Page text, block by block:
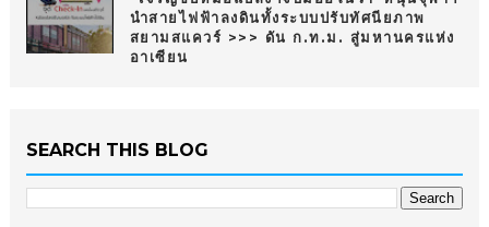
นำสายไฟฟ้าลงดินทั้งระบบปรับทัศนียภาพ
สยามสแควร์ >>> ดัน ก.ท.ม. สู่มหานครแห่ง
อาเซียน
SEARCH THIS BLOG